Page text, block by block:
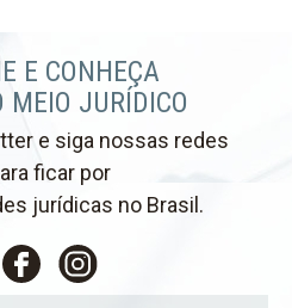
E CONHEÇA
MEIO JURÍDICO
e siga nossas redes
ficar por
jurídicas no Brasil.